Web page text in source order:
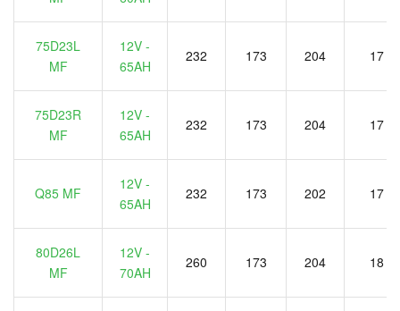
75D23L
MF
12V -
65AH
232 173 204 17
75D23R
MF
12V -
65AH
232 173 204 17
Q85 MF
12V -
65AH
232 173 202 17
80D26L
MF
12V -
70AH
260 173 204 18